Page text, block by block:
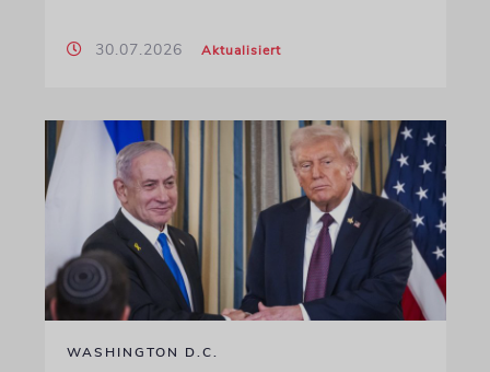
30.07.2026 Aktualisiert
WASHINGTON D.C.